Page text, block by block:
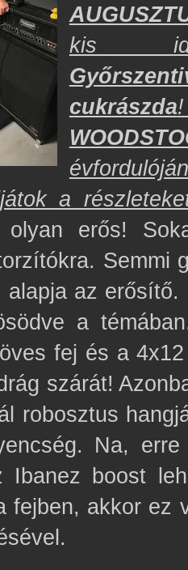
kis
cukrászda
a
olyan erős!
Semmi
alapja az
a
fej és a
szárát!
robosztus
Na,
Ibanez boost
fejben, akkor ez